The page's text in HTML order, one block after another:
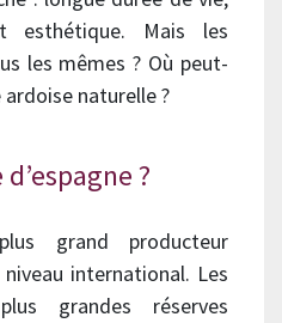
esthétique. Mais les
les mêmes ? Où peut-
naturelle ?
?
grand producteur
international. Les
grandes réserves